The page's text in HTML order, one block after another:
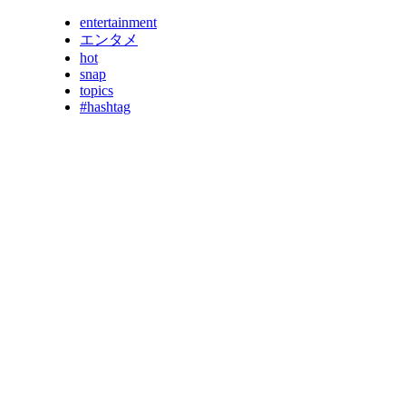
entertainment
エンタメ
hot
snap
topics
#hashtag